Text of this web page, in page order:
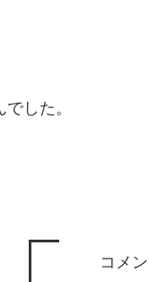
した。
コメ